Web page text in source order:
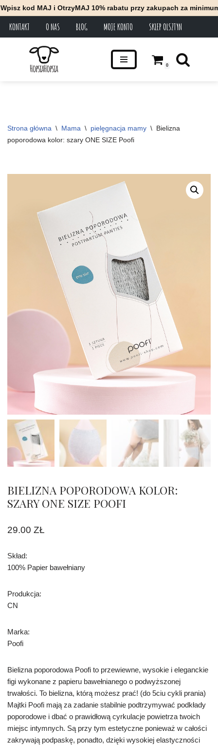
MAJ i OtrzyMAJ 10% rabatu przy zakupach za minimum 100
KONTAKT O NAS BLOG MOJE KONTO SKLEP OLSZTYN
0
Strona główna \ Mama \ pielęgnacja mamy \ Bielizna
poporodowa kolor: szary ONE SIZE Poofi
BIELIZNA POPORODOWA KOLOR:
SZARY ONE SIZE POOFI
29.00 ZŁ
Skład:
100% Papier bawełniany
Produkcja:
CN
Marka:
Poofi
Bielizna poporodowa Poofi to przewiewne, wysokie i eleganckie
figi wykonane z papieru bawełnianego o podwyższonej
trwałości. To bielizna, którą możesz prać! (do 5ciu cykli prania)
Majtki Poofi mają za zadanie stabilnie podtrzymywać podkłady
poporodowe i dbać o prawidłową cyrkulacje powietrza twoich
miejsc intymnych. Są przy tym estetyczne ponieważ w całości
zakrywają podpaskę, ponadto, dzięki wysokiej elastyczności